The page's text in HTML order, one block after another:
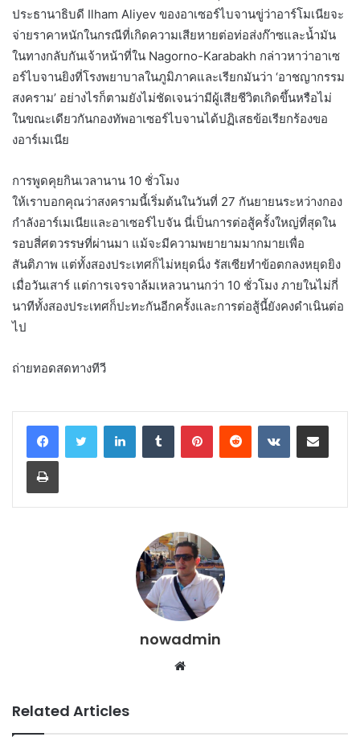
ประธานาธิบดี Ilham Aliyev ของอาเซอร์ไบจานขู่ว่าอาร์โมเนียจะ
จ่ายราคาหนักในกรณีที่เกิดความเสียหายต่อท่อส่งก๊าซและน้ำมัน
ในทางกลับกันเจ้าหน้าที่ใน Nagorno-Karabakh กล่าวหาว่าอาเซ
อร์ไบจานยิงที่โรงพยาบาลในภูมิภาคและเรียกมันว่า ‘อาชญากรรม
สงคราม’ อย่างไรก็ตามยังไม่ชัดเจนว่ามีผู้เสียชีวิตเกิดขึ้นหรือไม่
ในขณะเดียวกันกองทัพอาเซอร์ไบจานได้ปฏิเสธข้อเรียกร้องขอ
งอาร์เมเนีย
การพูดคุยกินเวลานาน 10 ชั่วโมง
ให้เราบอกคุณว่าสงครามนี้เริ่มต้นในวันที่ 27 กันยายนระหว่างกอง
กำลังอาร์เมเนียและอาเซอร์ไบจัน นี่เป็นการต่อสู้ครั้งใหญ่ที่สุดใน
รอบสี่ศตวรรษที่ผ่านมา แม้จะมีความพยายามมากมายเพื่อ
สันติภาพ แต่ทั้งสองประเทศก็ไม่หยุดนิ่ง รัสเซียทำข้อตกลงหยุดยิง
เมื่อวันเสาร์ แต่การเจรจาล้มเหลวนานกว่า 10 ชั่วโมง ภายในไม่กี่
นาทีทั้งสองประเทศก็ปะทะกันอีกครั้งและการต่อสู้นี้ยังคงดำเนินต่อ
ไป
ถ่ายทอดสดทางทีวี
LinkedInTumblr PinterestReddit VKontakteShare via Email
Print
nowadmin
Website
Related Articles